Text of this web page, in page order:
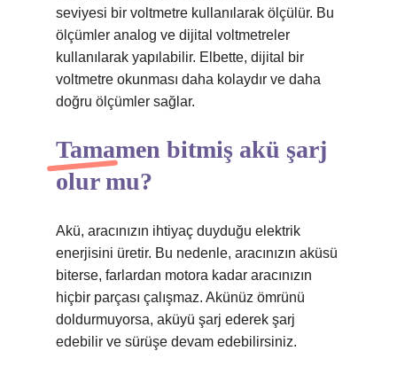
seviyesi bir voltmetre kullanılarak ölçülür. Bu
ölçümler analog ve dijital voltmetreler
kullanılarak yapılabilir. Elbette, dijital bir
voltmetre okunması daha kolaydır ve daha
doğru ölçümler sağlar.
Tamamen bitmiş akü şarj
olur mu?
Akü, aracınızın ihtiyaç duyduğu elektrik
enerjisini üretir. Bu nedenle, aracınızın aküsü
biterse, farlardan motora kadar aracınızın
hiçbir parçası çalışmaz. Akünüz ömrünü
doldurmuyorsa, aküyü şarj ederek şarj
edebilir ve sürüşe devam edebilirsiniz.